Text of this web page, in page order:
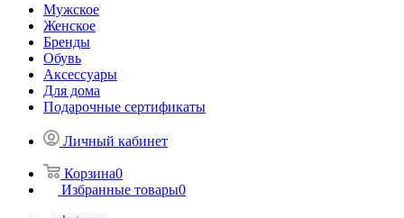
Мужское
Женское
Бренды
Обувь
Аксессуары
Для дома
Подарочные сертификаты
Личный кабинет
Корзина0
Избранные товары0